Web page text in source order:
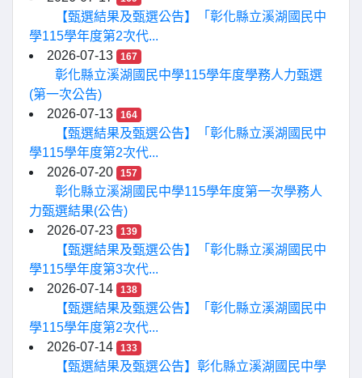
【甄選結果及甄選公告】「彰化縣立溪湖國民中
學115學年度第2次代...
2026-07-13
167
彰化縣立溪湖國民中學115學年度學務人力甄選
(第一次公告)
2026-07-13
164
【甄選結果及甄選公告】「彰化縣立溪湖國民中
學115學年度第2次代...
2026-07-20
157
彰化縣立溪湖國民中學115學年度第一次學務人
力甄選結果(公告)
2026-07-23
139
【甄選結果及甄選公告】「彰化縣立溪湖國民中
學115學年度第3次代...
2026-07-14
138
【甄選結果及甄選公告】「彰化縣立溪湖國民中
學115學年度第2次代...
2026-07-14
133
【甄選結果及甄選公告】彰化縣立溪湖國民中學